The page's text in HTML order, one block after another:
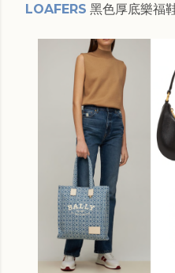
LOAFERS 黑色厚底樂福